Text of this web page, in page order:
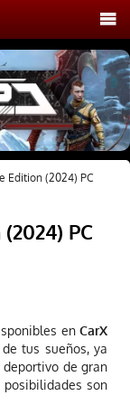
Edition (2024) PC
PC
enCarX
tus sueños, ya
de gran
posibilidades son